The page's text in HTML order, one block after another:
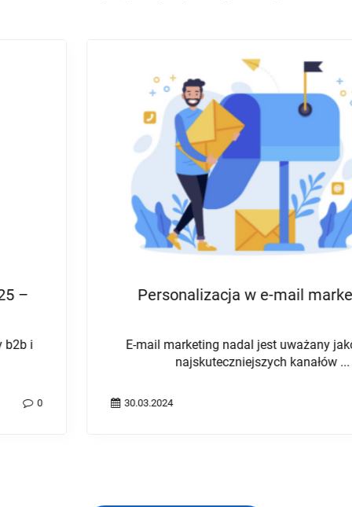
Personalizacja w e-mail marketingu
E-mail marketing nadal jest uważany jako jeden z
najskuteczniejszych kanałów ...
30.03.2024
SPRZEDAŻ B2B
MAILING B2B